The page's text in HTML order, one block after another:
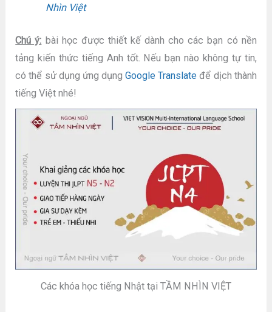
Nhìn Việt
Chú ý: bài học được thiết kế dành cho các bạn có nền
tảng kiến thức tiếng Anh tốt. Nếu bạn nào không tự tin,
có thể sử dụng ứng dụngGoogle Translate để dịch thành
tiếng Việt nhé!
Các khóa học tiếng Nhật tại TẦM NHÌN VIỆT